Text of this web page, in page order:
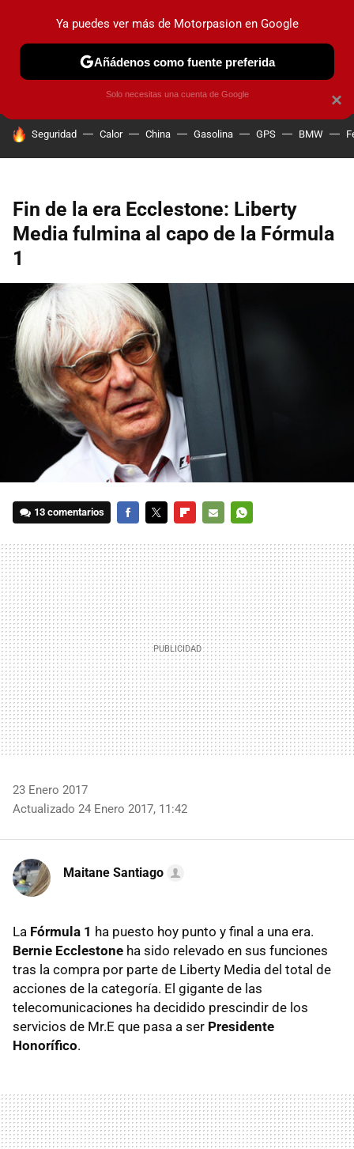
PRUEBAS COCHES ELÉCTRICOS OBSERVATORIO
HOY SE HABLA DE
Seguridad Calor China Gasolina GPS BMW
Fin de la era Ecclestone: Liberty
Media fulmina al capo de la Fórmula
1
13 comentarios
MAIL
23 Enero 2017
Actualizado 24 Enero 2017, 11:42
Maitane Santiago
La Fórmula 1 ha puesto hoy punto y final a una era.
Bernie Ecclestone ha sido relevado en sus funciones
tras la compra por parte de Liberty Media del total de
acciones de la categoría. El gigante de las
telecomunicaciones ha decidido prescindir de los
servicios de Mr.E que pasa a ser Presidente
Honorífico.
×
Ya puedes ver más de Motorpasion en Google
Añádenos como fuente preferida
Solo necesitas una cuenta de Google